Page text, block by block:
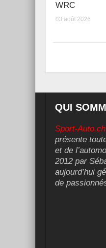
WRC
03 août 2026
QUI
Sport-Auto.ch
présente
et de
2012 par
aujourd’hui
de